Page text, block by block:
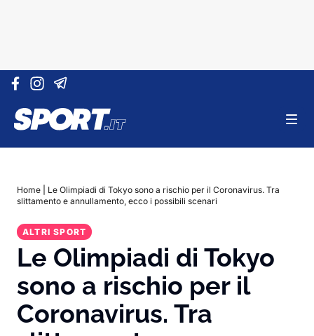
Vai al contenuto
Home
Le Olimpiadi di Tokyo sono a rischio per il Coronavirus. Tra
slittamento e annullamento, ecco i possibili scenari
ALTRI SPORT
Le Olimpiadi di Tokyo
sono a rischio per il
Coronavirus. Tra